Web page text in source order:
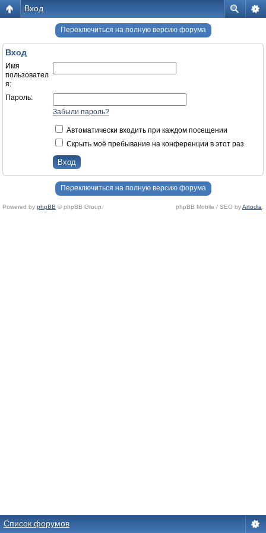
Вход
Переключиться на полную версию форума
Вход
Имя
пользовател
я:
Пароль:
Забыли пароль?
Автоматически входить при каждом посещении
Скрыть моё пребывание на конференции в этот раз
Переключиться на полную версию форума
Powered by phpBB © phpBB Group. phpBB Mobile / SEO byArtodia
Список форумов